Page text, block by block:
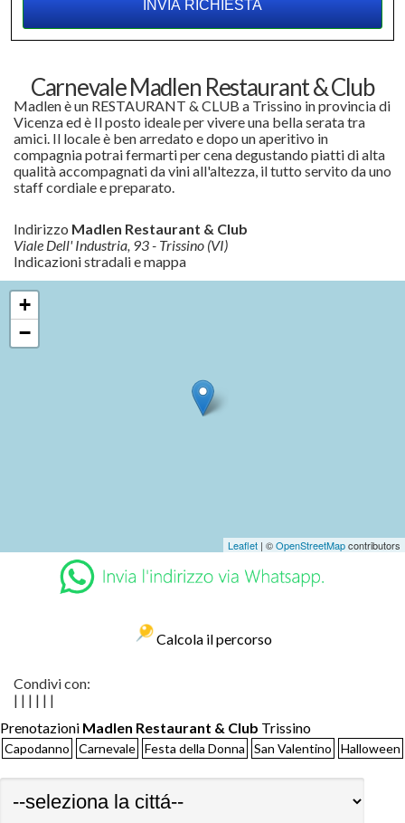
Carnevale Madlen Restaurant & Club
Madlen è un RESTAURANT & CLUB a Trissino in provincia di
Vicenza ed è Il posto ideale per vivere una bella serata tra
amici. Il locale è ben arredato e dopo un aperitivo in
compagnia potrai fermarti per cena degustando piatti di alta
qualità accompagnati da vini all'altezza, il tutto servito da uno
staff cordiale e preparato.
Indirizzo Madlen Restaurant & Club
Viale Dell' Industria, 93 - Trissino (VI)
Indicazioni stradali e mappa
+
−
Leaflet | ©OpenStreetMapcontributors
Calcola il percorso
Condivi con:
| | | | | |
Prenotazioni Madlen Restaurant & Club Trissino
Capodanno Carnevale Festa della Donna San Valentino Halloween